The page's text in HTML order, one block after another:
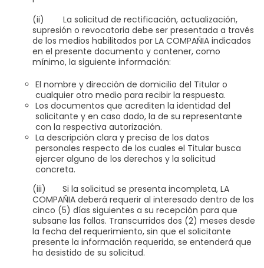
(ii) La solicitud de rectificación, actualización,
supresión o revocatoria debe ser presentada a través
de los medios habilitados por LA COMPAÑIA indicados
en el presente documento y contener, como
mínimo, la siguiente información:
El nombre y dirección de domicilio del Titular o
cualquier otro medio para recibir la respuesta.
Los documentos que acrediten la identidad del
solicitante y en caso dado, la de su representante
con la respectiva autorización.
La descripción clara y precisa de los datos
personales respecto de los cuales el Titular busca
ejercer alguno de los derechos y la solicitud
concreta.
(iii) Si la solicitud se presenta incompleta, LA
COMPAÑIA deberá requerir al interesado dentro de los
cinco (5) días siguientes a su recepción para que
subsane las fallas. Transcurridos dos (2) meses desde
la fecha del requerimiento, sin que el solicitante
presente la información requerida, se entenderá que
ha desistido de su solicitud.